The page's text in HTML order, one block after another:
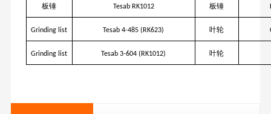
板锤 Tesab RK1012 板锤
Grinding list Tesab 4-485 (RK623) 叶轮
Grinding list Tesab 3-604 (RK1012) 叶轮